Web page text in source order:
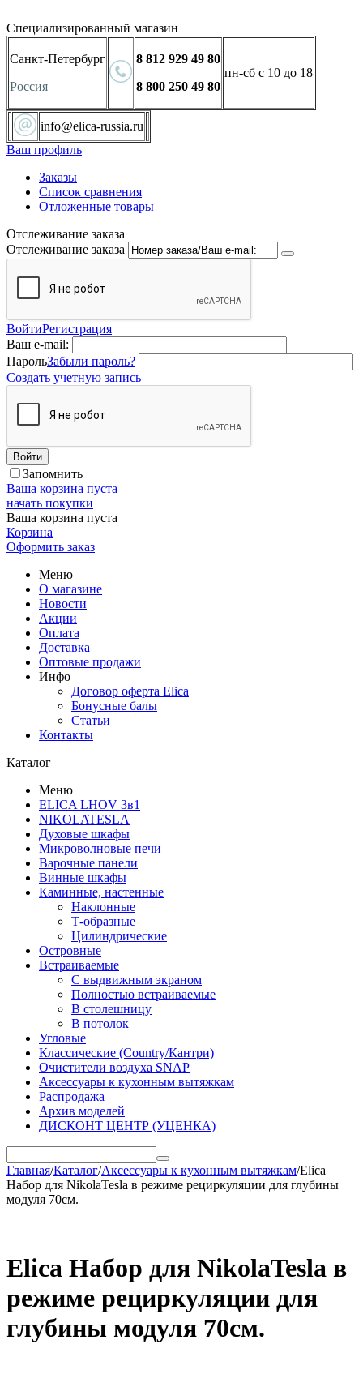
Специализированный магазин
Санкт-Петербург
Россия
8 812 929 49 80
8 800 250 49 80
пн-сб с 10 до 18
info@elica-russia.ru
Ваш профиль
Заказы
Список сравнения
Отложенные товары
Отслеживание заказа
Отслеживание заказа
ВойтиРегистрация
Ваш e-mail:
ПарольЗабыли пароль?
Создать учетную запись
Войти
Запомнить
Ваша корзина пуста
начать покупки
Ваша корзина пуста
Корзина
Оформить заказ
Меню
О магазине
Новости
Акции
Оплата
Доставка
Оптовые продажи
Инфо
Договор оферта Elica
Бонусные балы
Статьи
Контакты
Каталог
Меню
ELICA LHOV 3в1
NIKOLATESLA
Духовые шкафы
Микроволновые печи
Варочные панели
Винные шкафы
Каминные, настенные
Наклонные
Т-образные
Цилиндрические
Островные
Встраиваемые
С выдвижным экраном
Полностью встраиваемые
В столешницу
В потолок
Угловые
Классические (Country/Кантри)
Очистители воздуха SNAP
Аксессуары к кухонным вытяжкам
Распродажа
Архив моделей
ДИСКОНТ ЦЕНТР (УЦЕНКА)
Главная/Каталог/Аксессуары к кухонным вытяжкам/Elica
Набор для NikolaTesla в режиме рециркуляции для глубины
модуля 70см.
Elica Набор для NikolaTesla в
режиме рециркуляции для
глубины модуля 70см.